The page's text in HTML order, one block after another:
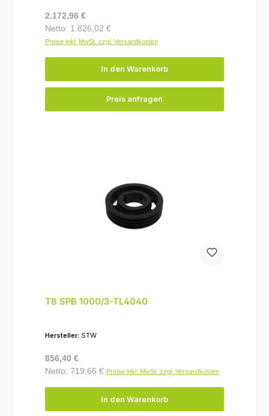
Regulärer Preis:
2.172,96 €
Netto: 1.826,02 €
Preise inkl. MwSt. zzgl. Versandkosten
In den Warenkorb
Preis anfragen
TB SPB 1000/3-TL4040
Hersteller: STW
Regulärer Preis:
856,40 €
Netto: 719,66 € Preise inkl. MwSt. zzgl. Versandkosten
In den Warenkorb